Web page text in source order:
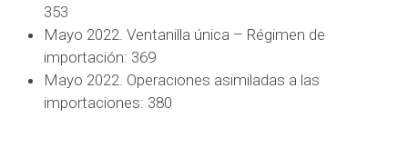
353
Mayo 2022. Ventanilla única – Régimen de
importación: 369
Mayo 2022. Operaciones asimiladas a las
importaciones: 380